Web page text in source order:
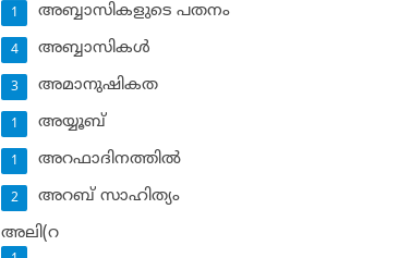
അബ്ബാസികളുടെ പതനം
1
അബ്ബാസികള്‍
4
അമാനുഷികത
3
അയ്യൂബ്‌
1
അറഫാദിനത്തില്‍
1
അറബ് സാഹിത്യം
2
അലി(റ